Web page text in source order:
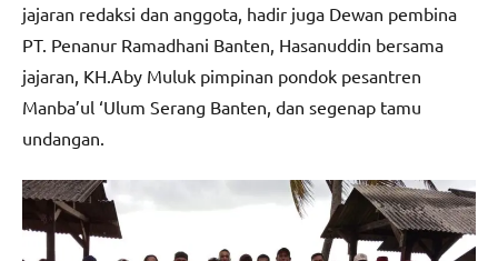
jajaran redaksi dan anggota, hadir juga Dewan pembina
PT. Penanur Ramadhani Banten, Hasanuddin bersama
jajaran, KH.Aby Muluk pimpinan pondok pesantren
Manba’ul ‘Ulum Serang Banten, dan segenap tamu
undangan.